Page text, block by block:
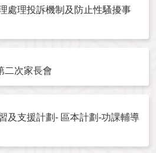
處理投訴機制及防止性騷擾事
二次家長會
及支援計劃- 區本計劃-功課輔導